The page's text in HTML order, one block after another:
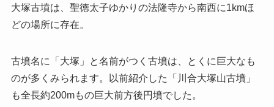
大塚古墳は、聖徳太子ゆかりの法隆寺から南西に1kmほ
どの場所に存在。
古墳名に「大塚」と名前がつく古墳は、とくに巨大なも
のが多くみられます。以前紹介した「川合大塚山古墳」
も全長約200mもの巨大前方後円墳でした。